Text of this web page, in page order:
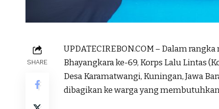
SHARE
UPDATECIREBON.COM – Dalam
Bhayangkara ke-69, Korps Lalu Lintas
Desa Karamatwangi, Kuningan, Jawa
dibagikan ke warga yang